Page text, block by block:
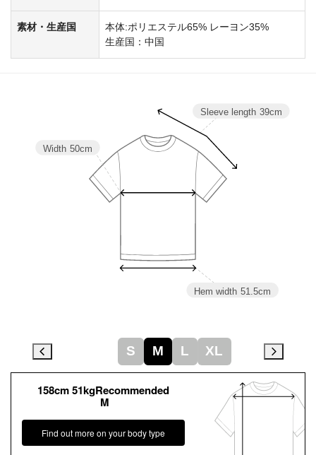
素材・生産国
本体:ポリエステル65% レーヨン35%
生産国：中国
158cm 51kgRecommended
M
Find out more on your body type
Hem width 51.5cm
Sleeve length 39cm
Width 50cm
S M L XL